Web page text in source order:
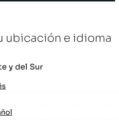
ubicación e idioma
y del Sur